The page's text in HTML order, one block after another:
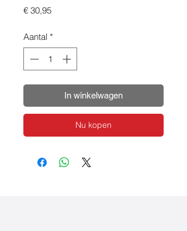
€ 30,95Prijs
Aantal *
In winkelwagen
Nu kopen